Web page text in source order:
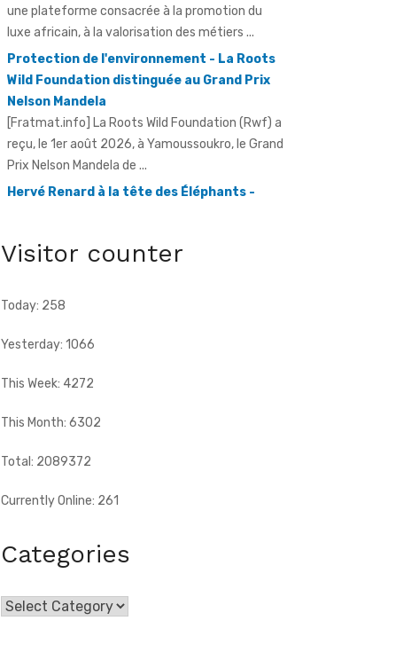
Wild Foundation distinguée au Grand Prix
[Fratmat.info] La Roots Wild Foundation (Rwf) a
reçu, le 1er août 2026, à Yamoussoukro, le Grand
Prix Nelson Mandela de ...
Hervé Renard à la tête des Éléphants -
Idriss Diallo justifie son choix
football africain et la capacité d'adaptation du
Visitor counter
Today: 258
Yesterday: 1066
This Week: 4272
This Month: 6302
Total: 2089372
Currently Online: 261
Categories
Categories